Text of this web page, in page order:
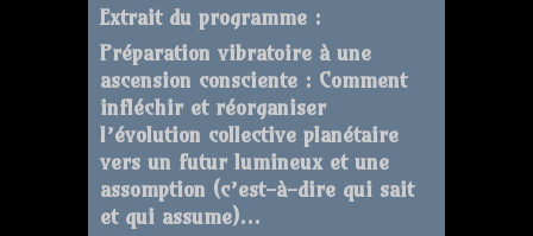
Extrait du programme :
Préparation vibratoire à une
ascension consciente : Comment
infléchir et réorganiser
l’évolution collective planétaire
vers un futur lumineux et une
assomption (c’est-à-dire qui sait
et qui assume)…